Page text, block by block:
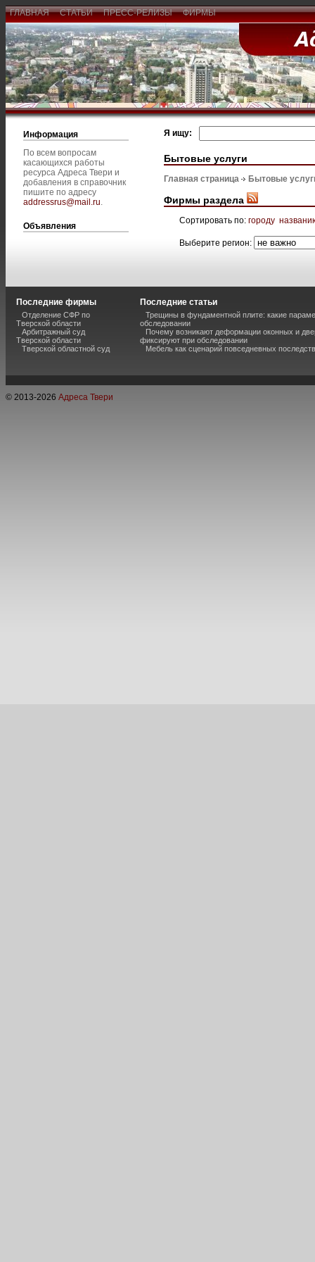
ГЛАВНАЯ СТАТЬИ ПРЕСС-РЕЛИЗЫ ФИРМЫ
Информация
По всем вопросам
касающихся работы
ресурса Адреса Твери и
добавления в справочник
пишите по адресу
addressrus@mail.ru.
Объявления
Я ищу:
Бытовые услуги
Главная страница Бытовые
Фирмы раздела
Сортировать по: городу
Выберите регион:
Последние фирмы
Отделение СФР по
Тверской области
Арбитражный суд
Тверской области
Тверской областной суд
Последние статьи
Трещины в фундаментной плите: какие
обследовании
Почему возникают деформации оконных и
фиксируют при обследовании
Мебель как сценарий повседневных
© 2013-2026 Адреса Твери